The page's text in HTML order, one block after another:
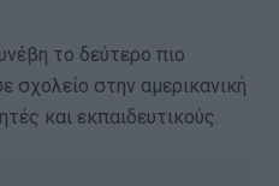
το δεύτερο πιο
σχολείο στην αμερικανική
και εκπαιδευτικούς.